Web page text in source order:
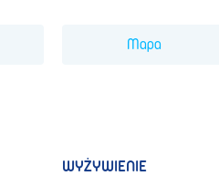
Mapa
WYŻYWIENIE